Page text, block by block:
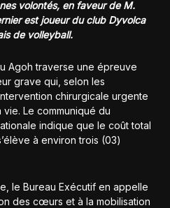
volontés, en faveur de M.
est joueur du club Dyvolca
de volleyball.
Agoh traverse une épreuve
grave qui, selon les
chirurgicale urgente
Le communiqué du
indique que le coût total
à environ trois (03)
le Bureau Exécutif en appelle
des cœurs et à la mobilisation